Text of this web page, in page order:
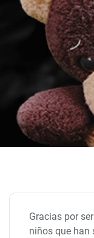
Gracias por
niños que han